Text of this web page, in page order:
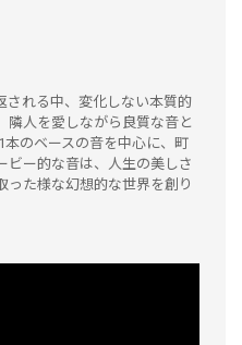
される中、変化しない本質的
隣人を愛しながら良質な音と
のベースの音を中心に、町
ビー的な音は、人生の美しさ
った様な幻想的な世界を創り